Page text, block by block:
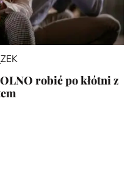
robić po kłótni z